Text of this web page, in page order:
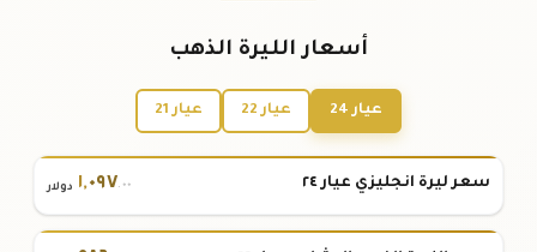
أسعار الليرة الذهب
عيار 24 عيار 22 عيار 21
سعر ليرة انجليزي عيار ٢٤ ١,٠٩٧.٠٠ دولار